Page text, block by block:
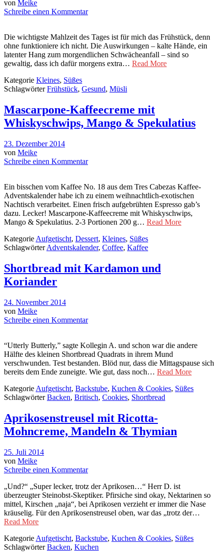
von Meike
Schreibe einen Kommentar
Die wichtigste Mahlzeit des Tages ist für mich das Frühstück, denn
ohne funktioniere ich nicht. Die Auswirkungen – kalte Hände, ein
latenter Hang zum morgendlichen Schwächeanfall – sind so
gewaltig, dass ich dafür morgens extra… Read More
Kategorie Kleines, Süßes
SchlagwörterFrühstück, Gesund, Müsli
Mascarpone-Kaffeecreme mit
Whiskyschwips, Mango & Spekulatius
23. Dezember 2014
von Meike
Schreibe einen Kommentar
Ein bisschen vom Kaffee No. 18 aus dem Tres Cabezas Kaffee-
Adventskalender habe ich zu einem weihnachtlich-exotischen
Nachtisch verarbeitet. Einen frisch aufgebrühten Espresso gab’s
dazu. Lecker! Mascarpone-Kaffeecreme mit Whiskyschwips,
Mango & Spekulatius. 2-3 Portionen 200 g… Read More
Kategorie Aufgetischt, Dessert, Kleines, Süßes
SchlagwörterAdventskalender, Coffee, Kaffee
Shortbread mit Kardamon und
Koriander
24. November 2014
von Meike
Schreibe einen Kommentar
“Utterly Butterly,” sagte Kollegin A. und schon war die andere
Hälfte des kleinen Shortbread Quadrats in ihrem Mund
verschwunden. Test bestanden. Blöd nur, dass die Mittagspause sich
bereits dem Ende zuneigte. Wie gut, dass noch… Read More
Kategorie Aufgetischt, Backstube, Kuchen & Cookies, Süßes
SchlagwörterBacken, Britisch, Cookies, Shortbread
Aprikosenstreusel mit Ricotta-
Mohncreme, Mandeln & Thymian
25. Juli 2014
von Meike
Schreibe einen Kommentar
„Und?“ „Super lecker, trotz der Aprikosen…“ Herr D. ist
überzeugter Steinobst-Skeptiker. Pfirsiche sind okay, Nektarinen so
mittel, Kirschen „naja“, bei Aprikosen verzieht er immer die Nase
kräuselig. Für den Aprikosenstreusel oben, war das „trotz der…
Read More
Kategorie Aufgetischt, Backstube, Kuchen & Cookies, Süßes
SchlagwörterBacken, Kuchen